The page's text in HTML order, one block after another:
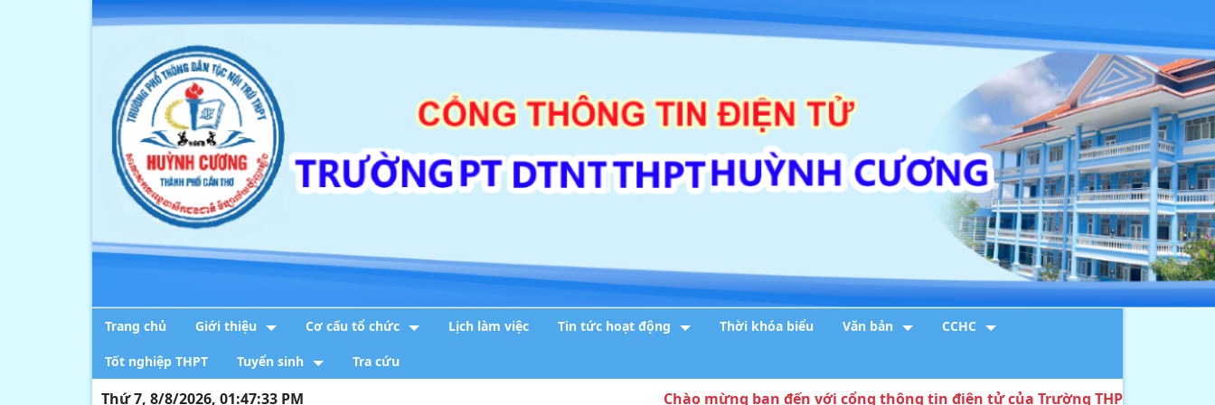
Trang chủ Giới thiệu Cơ cấu tổ chức Lịch làm việc Tin tức hoạt động Thời khóa biểu Văn bản CCHC
Tốt nghiệp THPT Tuyển sinh Tra cứu
Thứ 7, 8/8/2026, 01:47:34 PM
Chào mừng bạn đến với cổng thông tin điện tử của Trường THPT DTNT Huỳnh